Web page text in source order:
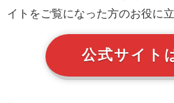
イトをご覧になった方のお役に
公式サイト